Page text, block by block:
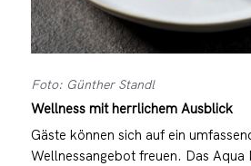
Foto: Günther Standl
Wellness mit herrlichem Ausblick
Gäste können sich auf ein
Wellnessangebot freuen. Das Aqua